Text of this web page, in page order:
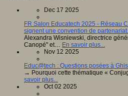
Dec 17 2025
FR Salon Educatech 2025 - Réseau
signent une convention de partenariat.
Alexandra Wisniewski, directrice
Canopé" et… En savoir plus...
Nov 12 2025
Educ@tech : Questions posées à
→ Pourquoi cette thématique «
savoir plus...
Oct 02 2025